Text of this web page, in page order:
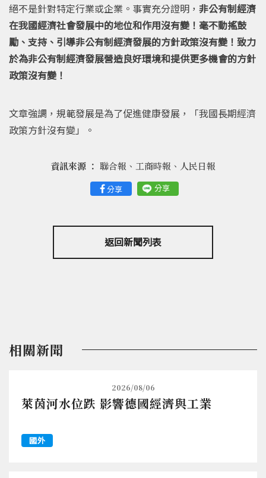
絕不是針對特定行業或企業。事實充分證明， 非公有制經濟
在我國經濟社會發展中的地位和作用沒有變！毫不動搖鼓
勵、支持、引導非公有制經濟發展的方針政策沒有變！致力
於為非公有制經濟發展營造良好環境和提供更多機會的方針
政策沒有變！
文章強調，規範發展是為了促進健康發展，「我國長期經濟
政策方針沒有變」。
分享 分享
資訊來源 ： 聯合報、工商時報、人民日報
返回新聞列表
相關新聞
2026/08/06
萊茵河水位跌 影響德國經濟與工業
國外